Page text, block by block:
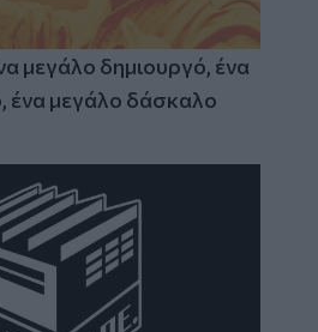
μεγάλο δημιουργό, ένα
ένα μεγάλο δάσκαλο